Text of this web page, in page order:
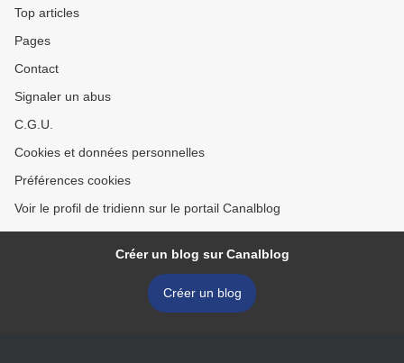
Top articles
Pages
Contact
Signaler un abus
C.G.U.
Cookies et données personnelles
Préférences cookies
Voir le profil de tridienn sur le portail Canalblog
Créer un blog sur Canalblog
Créer un blog